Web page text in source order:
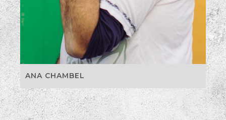
ANA CHAMBEL